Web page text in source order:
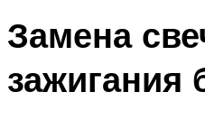
Замена
зажигания